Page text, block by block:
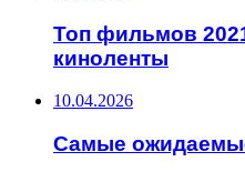
Топ фильмов
киноленты
10.04.2026
Самые